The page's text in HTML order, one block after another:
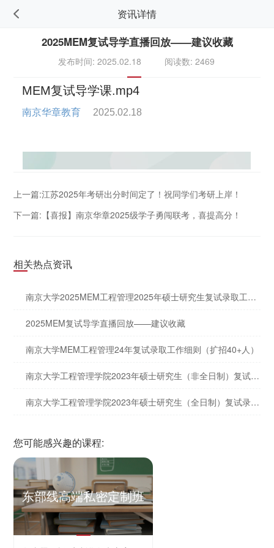
资讯详情
2025MEM复试导学直播回放——建议收藏
发布时间: 2025.02.18 阅读数: 2469
上一篇:江苏2025年考研出分时间定了！祝同学们考研上岸！
下一篇:【喜报】南京华章2025级学子勇闯联考，喜提高分！
相关热点资讯
南京大学2025MEM工程管理2025年硕士研究生复试录取工作细则
2025MEM复试导学直播回放——建议收藏
南京大学MEM工程管理24年复试录取工作细则（扩招40+人）
南京大学工程管理学院2023年硕士研究生（非全日制）复试录取工作细则
南京大学工程管理学院2023年硕士研究生（全日制）复试录取工作细则
您可能感兴趣的课程:
东部线高端私密定制班